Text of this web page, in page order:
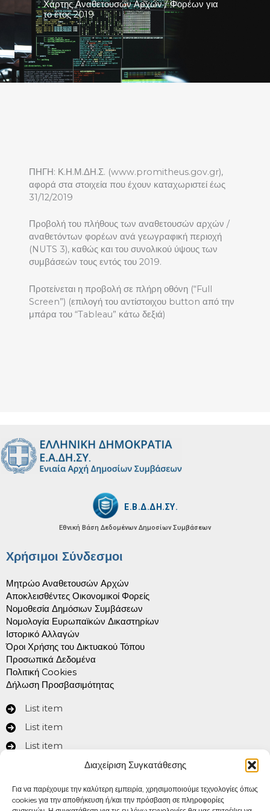
Διαχείριση Συγκατάθεσης
Για να παρέχουμε την καλύτερη εμπειρία, χρησιμοποιούμε τεχνολογίες όπως
cookies για την αποθήκευση ή/και την πρόσβαση σε πληροφορίες
Χάρτης Αναθετουσών Αρχών / Φορέων για
το έτος 2019
ΠΗΓΗ: Κ.Η.Μ.ΔΗ.Σ. (www.promitheus.gov.gr),
αφορά στα στοιχεία που έχουν καταχωριστεί έως
31/12/2019
Προβολή του πλήθους των αναθετουσών αρχών /
αναθετόντων φορέων ανά γεωγραφική περιοχή
(NUTS 3), καθώς και του συνολικού ύψους των
συμβάσεών τους εντός του 2019.
Προτείνεται η προβολή σε πλήρη οθόνη (“Full
Screen”) (επιλογή του αντίστοιχου button από την
μπάρα του “Tableau” κάτω δεξιά)
Ε.Β.Δ.ΔΗ.ΣΥ.
Εθνική Βάση Δεδομένων Δημοσίων Συμβάσεων
Χρήσιμοι Σύνδεσμοι
Μητρώο Αναθετουσών Αρχών
Αποκλεισθέντες Οικονομικοί Φορείς
Νομοθεσία Δημόσιων Συμβάσεων
Νομολογία Ευρωπαϊκών Δικαστηρίων
Ιστορικό Αλλαγών
Όροι Χρήσης του Δικτυακού Τόπου
Προσωπικά Δεδομένα
Πολιτική Cookies
Δήλωση Προσβασιμότητας
List item
List item
List item